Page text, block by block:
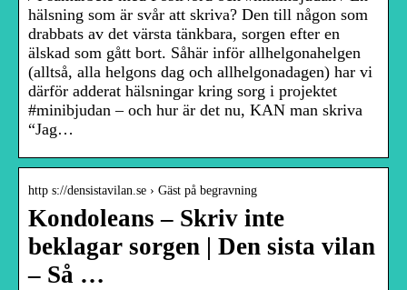
hälsning som är svår att skriva? Den till någon som
drabbats av det värsta tänkbara, sorgen efter en
älskad som gått bort. Såhär inför allhelgonahelgen
(alltså, alla helgons dag och allhelgonadagen) har vi
därför adderat hälsningar kring sorg i projektet
#minibjudan – och hur är det nu, KAN man skriva
“Jag…
http s://densistavilan.se › Gäst på begravning
Kondoleans – Skriv inte
beklagar sorgen | Den sista vilan
– Så …